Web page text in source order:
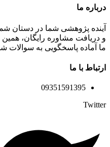
درباره ما
آینده پژوهشی شما در دستان
و دریافت مشاوره رایگان، همین
ما آماده پاسخگویی به سوالات
ارتباط با ما
09351591395
Twitter